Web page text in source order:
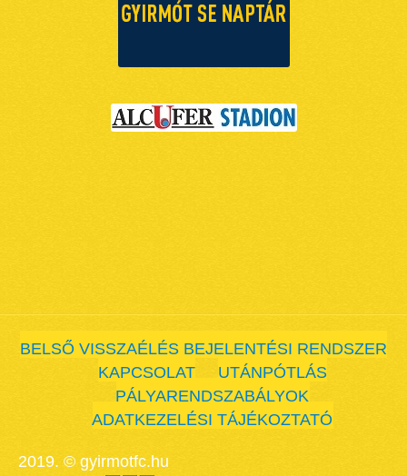
BELSŐ VISSZAÉLÉS BEJELENTÉSI RENDSZER
KAPCSOLAT
UTÁNPÓTLÁS
PÁLYARENDSZABÁLYOK
ADATKEZELÉSI TÁJÉKOZTATÓ
2019. © gyirmotfc.hu